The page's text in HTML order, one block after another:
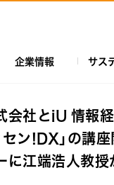
企業情報 サス
会社とiU 情報
セン!DX」の講
に江端浩人教授